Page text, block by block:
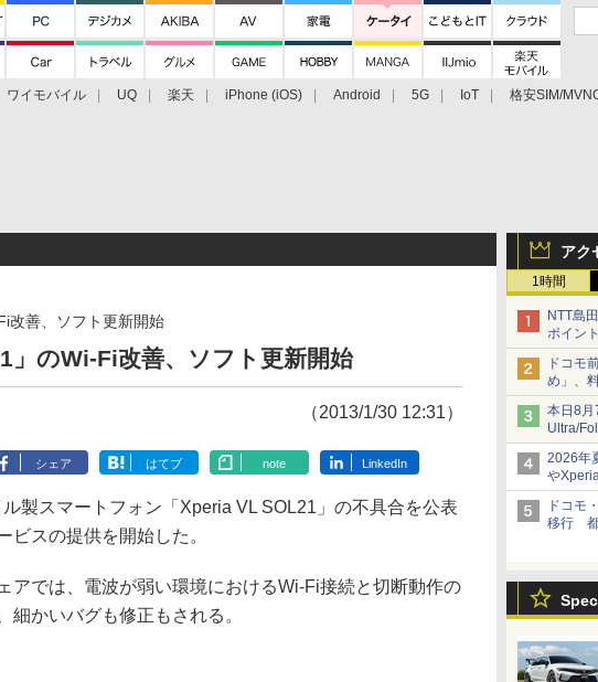
ワイモバイル UQ 楽天 iPhone (iOS) Android 5G IoT
格安SIM/
アク
1時間
NTT島
ポイン
ドコモ
め」、
本日8月
Ultra/
ば屋の
2026年
や
徴は
ドコモ
移行 都
改善、ソフト更新開始
」のWi-Fi改善、ソフト更新開始
（2013/1/30 12:31）
シェア はてブ note LinkedIn
製スマートフォン「Xperia VL SOL21」の不具合を公表
ビスの提供を開始した。
アでは、電波が弱い環境におけるWi-Fi接続と切断動作の
細かいバグも修正もされる。